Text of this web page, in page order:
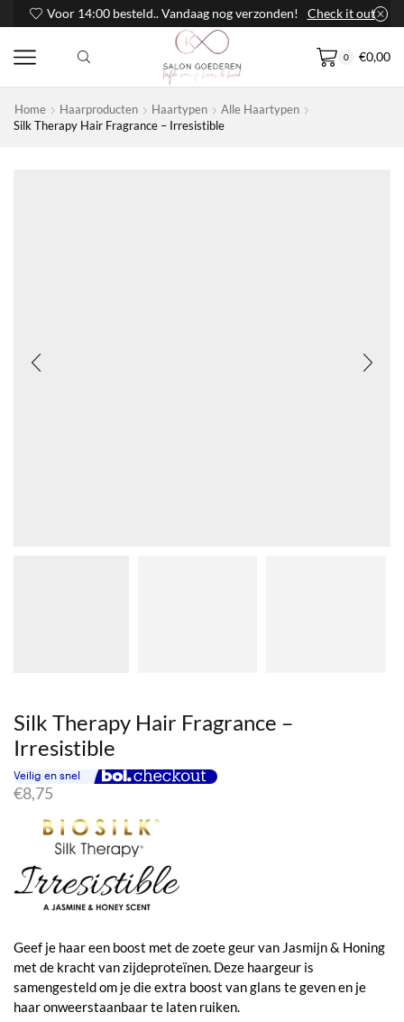
Voor 14:00 besteld.. Vandaag nog verzonden! Check it out
0 €0,00
Home Haarproducten Haartypen
Alle Haartypen
Silk Therapy Hair Fragrance – Irresistible
Silk Therapy Hair Fragrance –
Irresistible
€8,75
Geef je haar een boost met de zoete geur van Jasmijn & Honing
met de kracht van zijdeproteïnen. Deze haargeur is
samengesteld om je die extra boost van glans te geven en je
haar onweerstaanbaar te laten ruiken.